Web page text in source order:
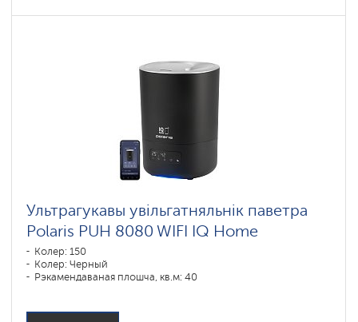
Ультрагукавы увільгатняльнік паветра
Polaris PUH 8080 WIFI IQ Home
Колер: 150
Колер: Черный
Рэкамендаваная плошча, кв.м: 40